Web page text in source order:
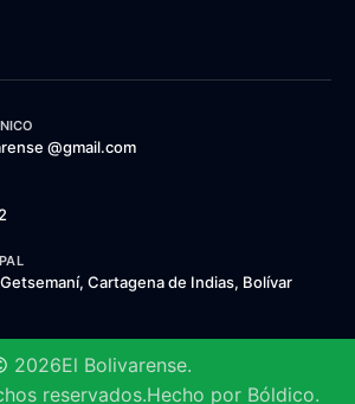
@gmail.com
Cartagena de Indias, Bolívar
2026El Bolivarense.
reservados.Hecho por Bóldico.